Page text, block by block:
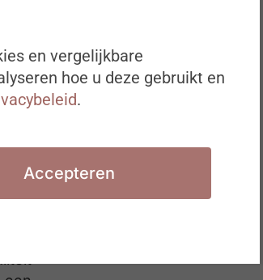
en vergelijkbare
hoe u deze gebruikt en
.
Accepteren